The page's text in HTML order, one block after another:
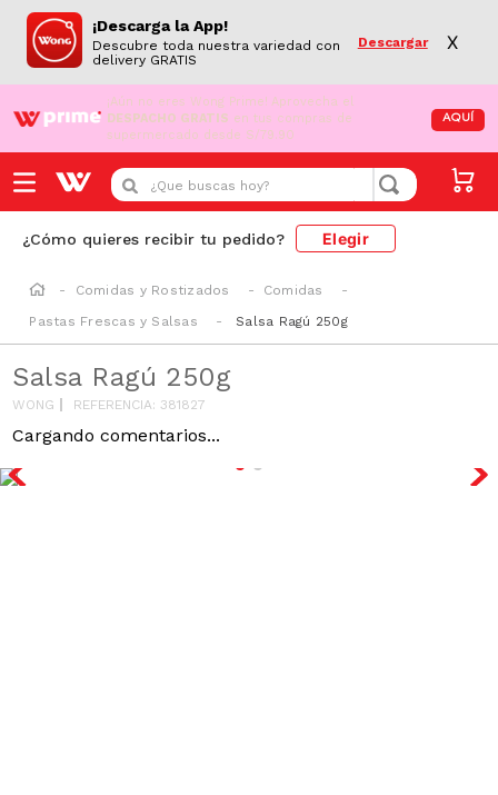
¡Descarga la App!
Descubre toda nuestra variedad con
delivery GRATIS
Descargar X
¡Aún no eres Wong Prime! Aprovecha el
DESPACHO GRATIS en tus compras de
supermercado desde S/79.90
AQUÍ
¿Que buscas hoy?
¿Cómo quieres recibir tu pedido? Elegir
Comidas y Rostizados
Comidas
Pastas Frescas y Salsas
Salsa Ragú 250g
Salsa Ragú 250g
WONG REFERENCIA: 381827
Cargando comentarios...